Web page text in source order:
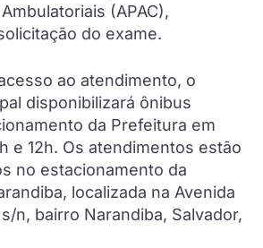
(APAC),
do exame.
ao atendimento, o
disponibilizará ônibus
da Prefeitura em
e 12h. Os atendimentos estão
no estacionamento da
localizada na Avenida
n, bairro Narandiba, Salvador,